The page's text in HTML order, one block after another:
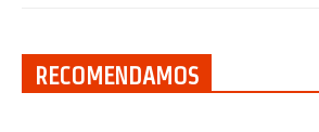
RECOMENDAMOS